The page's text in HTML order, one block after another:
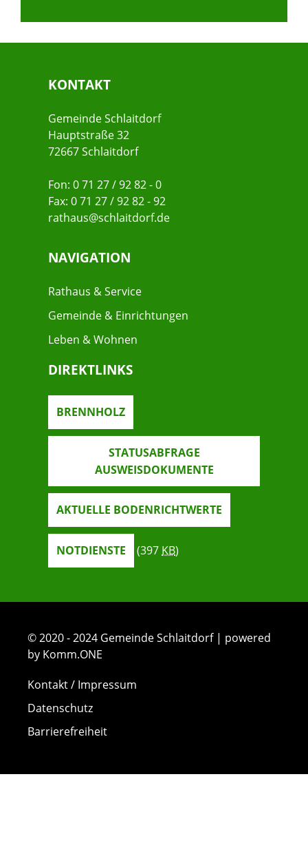
KONTAKT
Gemeinde Schlaitdorf
Hauptstraße 32
72667 Schlaitdorf
Fon: 0 71 27 / 92 82 - 0
Fax: 0 71 27 / 92 82 - 92
rathaus@schlaitdorf.de
NAVIGATION
Rathaus & Service
Gemeinde & Einrichtungen
Leben & Wohnen
DIREKTLINKS
BRENNHOLZ
STATUSABFRAGE
AUSWEISDOKUMENTE
AKTUELLE BODENRICHTWERTE
NOTDIENSTE (397 KB)
© 2020 - 2024 Gemeinde Schlaitdorf | powered
by Komm.ONE
Kontakt / Impressum
Datenschutz
Barrierefreiheit